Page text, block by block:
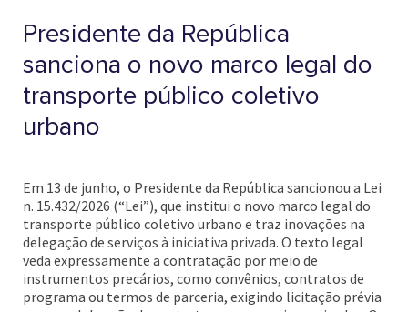
Presidente da República
sanciona o novo marco legal do
transporte público coletivo
urbano
Em 13 de junho, o Presidente da República sancionou a Lei
n. 15.432/2026 (“Lei”), que institui o novo marco legal do
transporte público coletivo urbano e traz inovações na
delegação de serviços à iniciativa privada. O texto legal
veda expressamente a contratação por meio de
instrumentos precários, como convênios, contratos de
programa ou termos de parceria, exigindo licitação prévia